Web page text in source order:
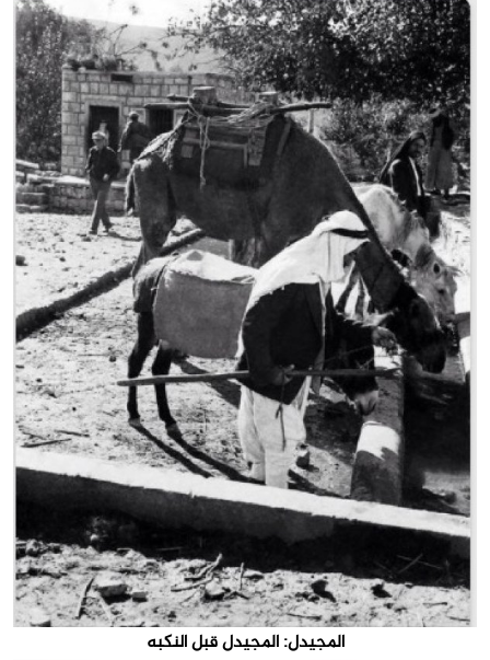
المجيدل: المجيدل قبل النكبه